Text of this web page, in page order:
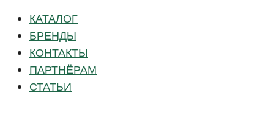
КАТАЛОГ
БРЕНДЫ
КОНТАКТЫ
ПАРТНЁРАМ
СТАТЬИ